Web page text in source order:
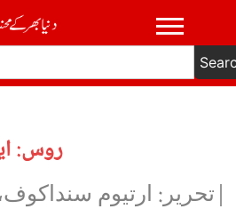
روس:
|تحریر: ارتیوم